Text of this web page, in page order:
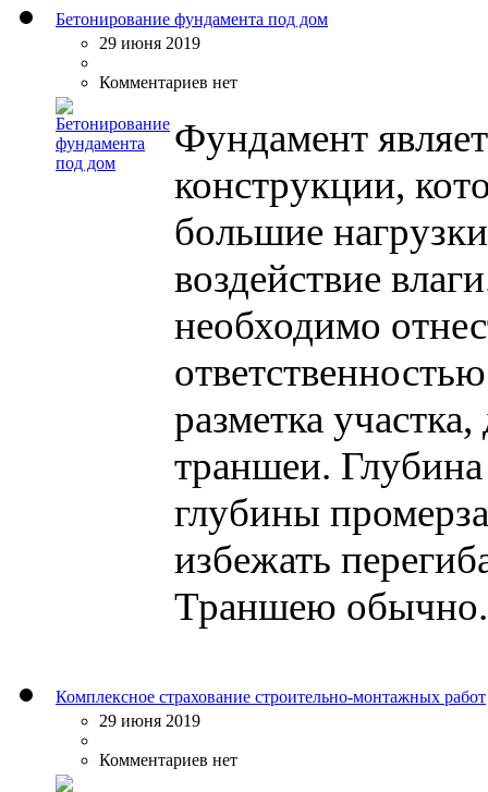
Бетонирование фундамента под дом
29 июня 2019
Комментариев нет
Фундамент
конструкции,
большие
воздействие
необходимо
разметка
траншеи.
глубины
избежать
Траншею
Комплексное страхование строительно-монтажных работ
29 июня 2019
Комментариев нет